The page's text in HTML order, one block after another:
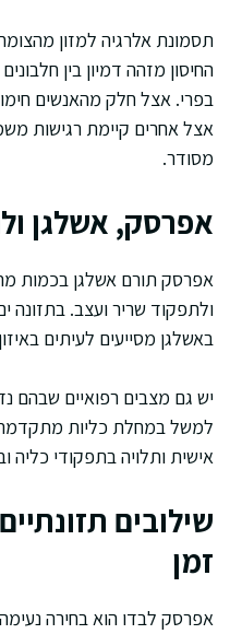
תסמונת אלרגיה למזון
החיסון מזהה דמיון בין
בפרי. אצל חלק מהאנשים
אצל אחרים קיימת רגישות
מסודר.
אפרסק, אשלגן
אפרסק תורם אשלגן בכמות
ולתפקוד שריר ועצב. בתזונה
באשלגן מסייעים לעיתים
יש גם מצבים רפואיים שבהם
למשל במחלת כליות
אישית ותלויה בתפקודי כליה
שילובים
זמן
אפרסק לבדו הוא בחירה